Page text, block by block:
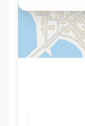
Tost Makinesi
Mikrodalga
Kettle
Ütü